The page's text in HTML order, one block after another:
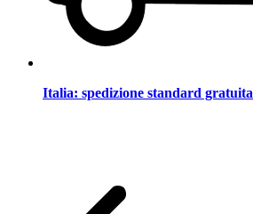
Italia: spedizione standard gratuita